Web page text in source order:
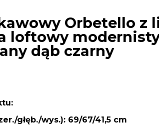
Orbetello z
loftowy
dąb czarny
głęb./wys.): 69/67/41,5 cm